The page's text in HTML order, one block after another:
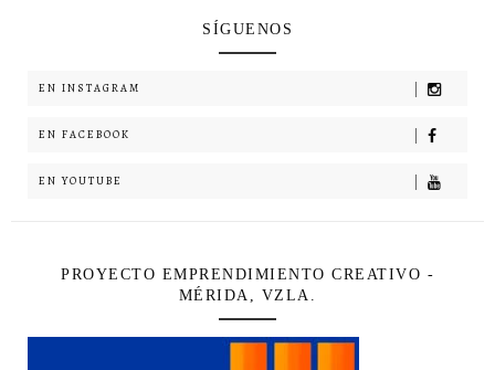
SÍGUENOS
EN INSTAGRAM
EN FACEBOOK
EN YOUTUBE
PROYECTO EMPRENDIMIENTO CREATIVO -
MÉRIDA, VZLA.